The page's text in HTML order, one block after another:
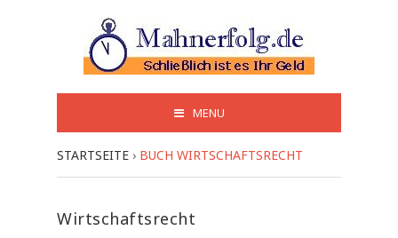
MENU
STARTSEITE › BUCH WIRTSCHAFTSRECHT
Wirtschaftsrecht